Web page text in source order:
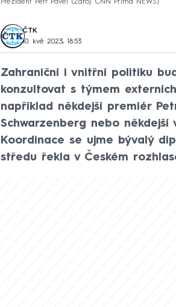
Prezident Petr Pavel Zdroj: CNN Prima NEWS
ČTK
10. kvě 2023, 18:53
Zahraniční i vnitřní politiku
konzultovat s týmem
například někdejší premiér
Schwarzenberg nebo někdejší
Koordinace se ujme bývalý
středu řekla v Českém